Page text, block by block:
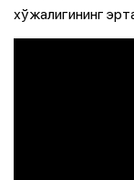
хўжалигининг